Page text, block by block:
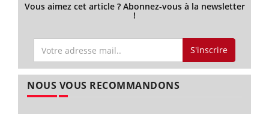
Vous aimez cet article ? Abonnez-vous à la newsletter
!
S'inscrire
NOUS VOUS RECOMMANDONS